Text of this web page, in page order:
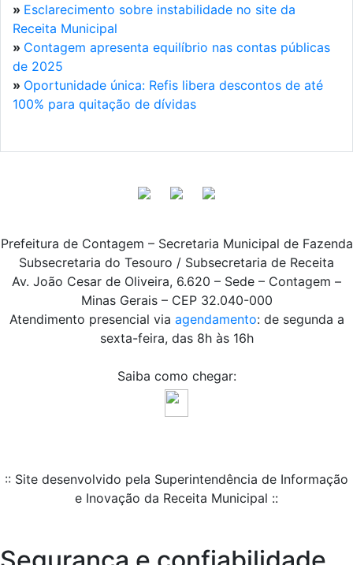
» Esclarecimento sobre instabilidade no site da
Receita Municipal
» Contagem apresenta equilíbrio nas contas públicas
de 2025
» Oportunidade única: Refis libera descontos de até
100% para quitação de dívidas
Prefeitura de Contagem – Secretaria Municipal de Fazenda
Subsecretaria do Tesouro / Subsecretaria de Receita
Av. João Cesar de Oliveira, 6.620 – Sede – Contagem –
Minas Gerais – CEP 32.040-000
Atendimento presencial via agendamento: de segunda a
sexta-feira, das 8h às 16h
Saiba como chegar:
:: Site desenvolvido pela Superintendência de Informação
e Inovação da Receita Municipal ::